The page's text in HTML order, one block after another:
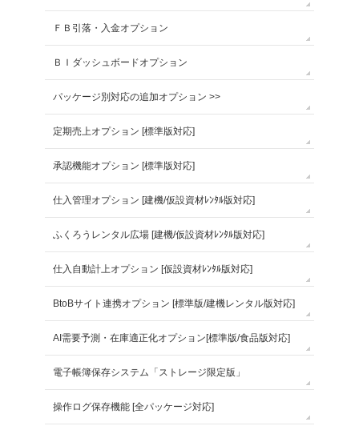
ＦＢ引落・入金オプション
ＢＩダッシュボードオプション
パッケージ別対応の追加オプション >>
定期売上オプション [標準版対応]
承認機能オプション [標準版対応]
仕入管理オプション [建機/仮設資材ﾚﾝﾀﾙ版対応]
ふくろうレンタル広場 [建機/仮設資材ﾚﾝﾀﾙ版対応]
仕入自動計上オプション [仮設資材ﾚﾝﾀﾙ版対応]
BtoBサイト連携オプション [標準版/建機レンタル版対応]
AI需要予測・在庫適正化オプション[標準版/食品版対応]
電子帳簿保存システム「ストレージ限定版」
操作ログ保存機能 [全パッケージ対応]